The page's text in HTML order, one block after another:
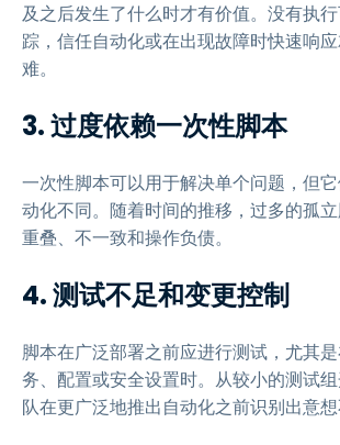
及之后发生了什么时才有价值。没有执
踪，信任自动化或在出现故障时快速响
难。
3. 过度依赖一次性脚本
一次性脚本可以用于解决单个问题，但
动化不同。随着时间的推移，过多的孤
重叠、不一致和操作负债。
4. 测试不足和变更控制
脚本在广泛部署之前应进行测试，尤其
务、配置或安全设置时。从较小的测试
队在更广泛地推出自动化之前识别出意想